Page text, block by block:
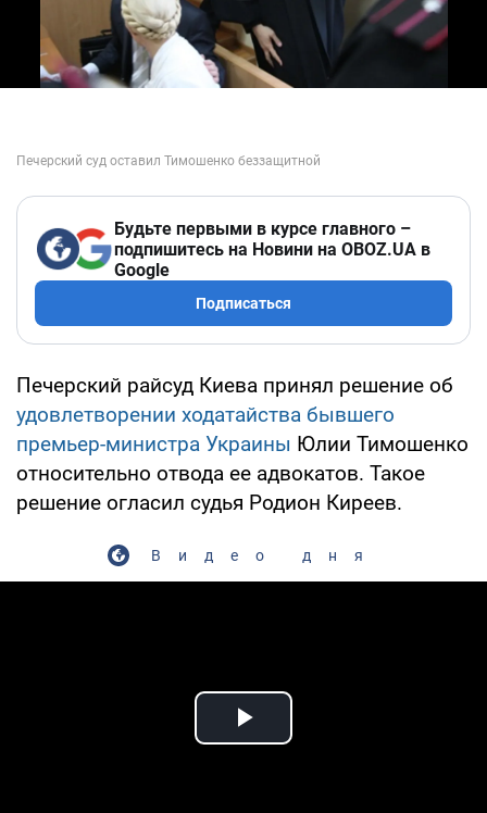
Будьте первыми в курсе главного –
подпишитесь на Новини на OBOZ.UA в
Google
Подписаться
Печерский райсуд Киева принял решение об
удовлетворении ходатайства бывшего
премьер-министра Украины Юлии Тимошенко
относительно отвода ее адвокатов. Такое
решение огласил судья Родион Киреев.
Видео дня
Play Video